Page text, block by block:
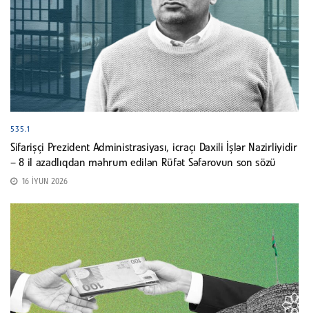
535.1
Sifarişçi Prezident Administrasiyası, icraçı Daxili İşlər Nazirliyidir
– 8 il azadlıqdan məhrum edilən Rüfət Səfərovun son sözü
16 İYUN 2026